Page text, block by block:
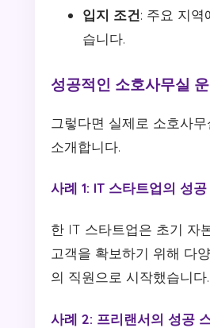
입지 조건: 주요 지
습니다.
성공적인 소호사무실
그렇다면 실제로 소호사
소개합니다.
사례 1: IT 스타트업의 성공
한 IT 스타트업은 초기 자
고객을 확보하기 위해 다
의 직원으로 시작했습니
사례 2: 프리랜서의 성공